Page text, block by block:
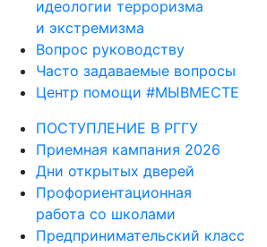
идеологии терроризма
и экстремизма
Вопрос руководству
Часто задаваемые вопросы
Центр помощи #МЫВМЕСТЕ
ПОСТУПЛЕНИЕ В РГГУ
Приемная кампания 2026
Дни открытых дверей
Профориентационная
работа со школами
Предпринимательский класс